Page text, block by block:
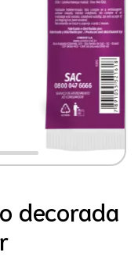
decorada